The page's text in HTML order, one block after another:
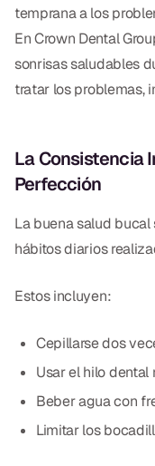
RESTAURATIVO
All-on-4
Puentes Dentales
Empastes Dentales
Dentaduras
Dentaduras en el
Implantes el Mismo
Reparaciones el
COSMÉTICA
temprana a los
En Crown Dental
sonrisas saludables
tratar los problemas,
La Consistencia
Perfección
La buena salud
hábitos diarios
Estos incluyen:
Cepillarse dos
Usar el hilo dental
Beber agua con
Limitar los